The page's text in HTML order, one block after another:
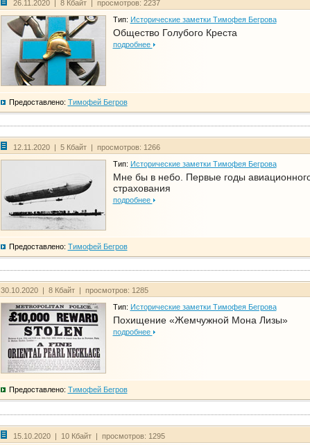
26.11.2020 | 8 Кбайт | просмотров: 2237
Тип: Исторические заметки Тимофея Бегрова
Общество Голубого Креста
подробнее
Предоставлено: Тимофей Бегров
12.11.2020 | 5 Кбайт | просмотров: 1266
Тип: Исторические заметки Тимофея Бегрова
Мне бы в небо. Первые годы
страхования
подробнее
Предоставлено: Тимофей Бегров
30.10.2020 | 8 Кбайт | просмотров: 1285
Тип: Исторические заметки Тимофея Бегрова
Похищение «Жемчужной Мона Лизы»
подробнее
Предоставлено: Тимофей Бегров
15.10.2020 | 10 Кбайт | просмотров: 1295